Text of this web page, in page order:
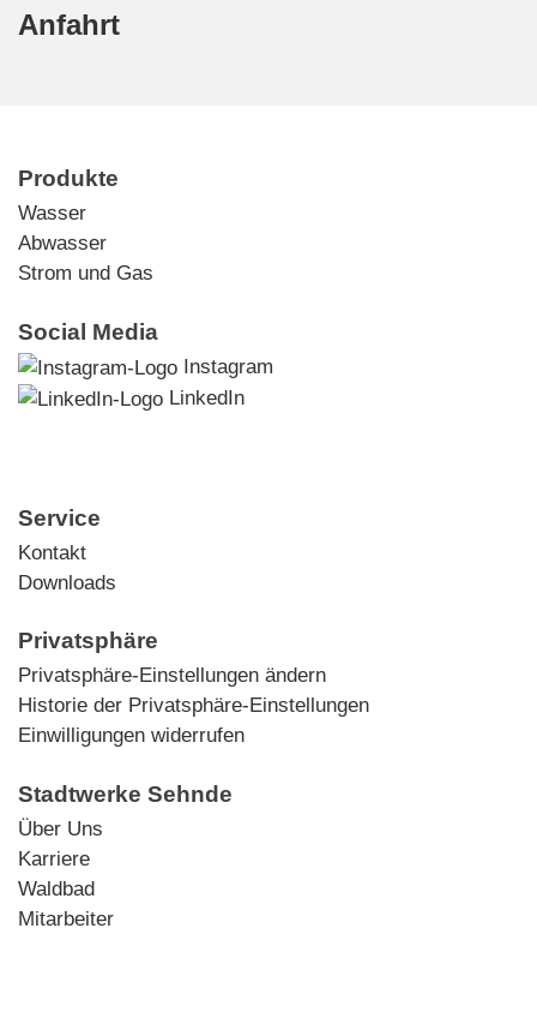
Anfahrt
Produkte
Wasser
Abwasser
Strom und Gas
Social Media
Instagram
LinkedIn
Service
Kontakt
Downloads
Privatsphäre
Privatsphäre-Einstellungen ändern
Historie der Privatsphäre-Einstellungen
Einwilligungen widerrufen
Stadtwerke Sehnde
Über Uns
Karriere
Waldbad
Mitarbeiter